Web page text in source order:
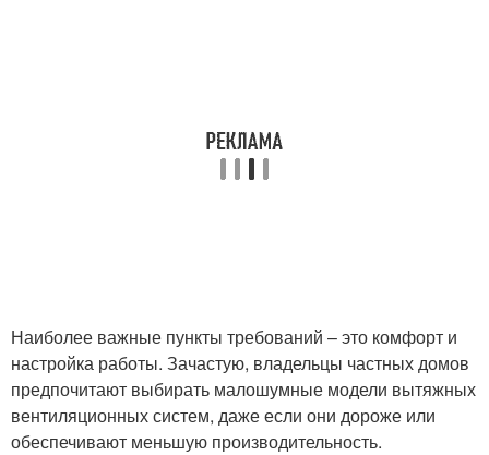
Наиболее важные пункты требований – это комфорт и
настройка работы. Зачастую, владельцы частных домов
предпочитают выбирать малошумные модели вытяжных
вентиляционных систем, даже если они дороже или
обеспечивают меньшую производительность.